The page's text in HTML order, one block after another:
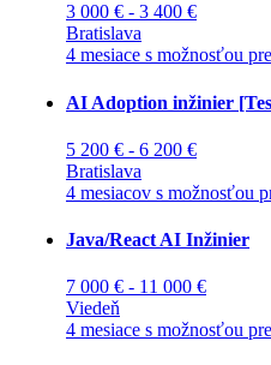
3 000 € - 3 400 €
Bratislava
4 mesiace s možnosťou
AI Adoption inžinier
5 200 € - 6 200 €
Bratislava
4 mesiacov s možnosťou
Java/React AI Inžinier
7 000 € - 11 000 €
Viedeň
4 mesiace s možnosťou